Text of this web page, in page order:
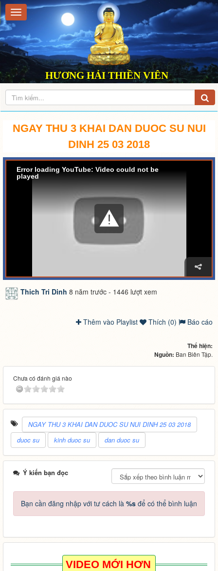
HƯƠNG HẢI THIỀN VIÊN
NGAY THU 3 KHAI DAN DUOC SU NUI
DINH 25 03 2018
Error loading YouTube: Video could not be
played
Thich Tri Dinh 8 năm trước - 1446 lượt xem
Thêm vào Playlist Thích (0) Báo cáo
Thể hiện:
Nguồn: Ban Biên Tập.
Chưa có đánh giá nào
NGAY THU 3 KHAI DAN DUOC SU NUI DINH 25 03 2018
duoc su
kinh duoc su dan duoc su
Ý kiến bạn đọc
Bạn cần đăng nhập với tư cách là %s để có thể bình luận
VIDEO MỚI HƠN